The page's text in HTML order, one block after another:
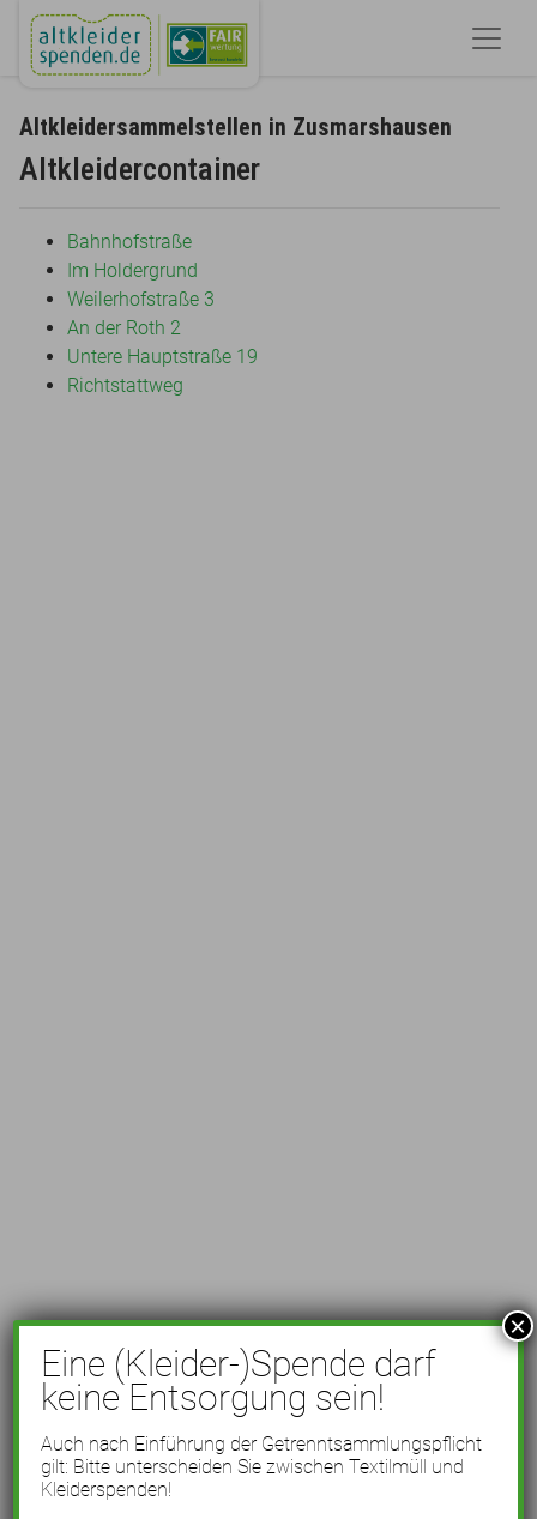
Altkleidersammelstellen in Zusmarshausen
Altkleidercontainer
Bahnhofstraße
Im Holdergrund
Weilerhofstraße 3
An der Roth 2
Untere Hauptstraße 19
Richtstattweg
Eine (Kleider-)Spende darf
keine Entsorgung sein!
Auch nach Einführung der Getrenntsammlungspflicht
gilt: Bitte unterscheiden Sie zwischen Textilmüll und
Kleiderspenden!
×